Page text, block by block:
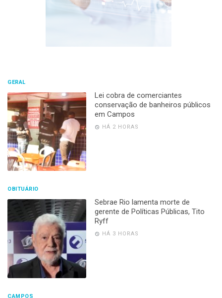
GERAL
Lei cobra de comerciantes
conservação de banheiros públicos
em Campos
HÁ 2 HORAS
OBITUÁRIO
Sebrae Rio lamenta morte de
gerente de Políticas Públicas, Tito
Ryff
HÁ 3 HORAS
CAMPOS